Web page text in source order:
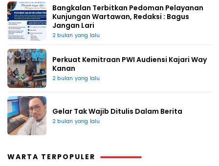
Bangkalan Terbitkan Pedoman Pelayanan
Kunjungan Wartawan, Redaksi : Bagus
Jangan Lari
2 bulan yang lalu
Perkuat Kemitraan PWI Audiensi Kajari Way
Kanan
2 bulan yang lalu
Gelar Tak Wajib Ditulis Dalam Berita
2 bulan yang lalu
WARTA TERPOPULER